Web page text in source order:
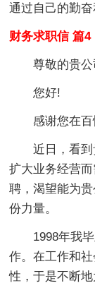
通过自己的勤
财务求职信 篇4
尊敬的贵公
您好!
感谢您在
近日，看
扩大业务经营
聘，渴望能为
份力量。
1998年我
作。在工作和
性，于是不断